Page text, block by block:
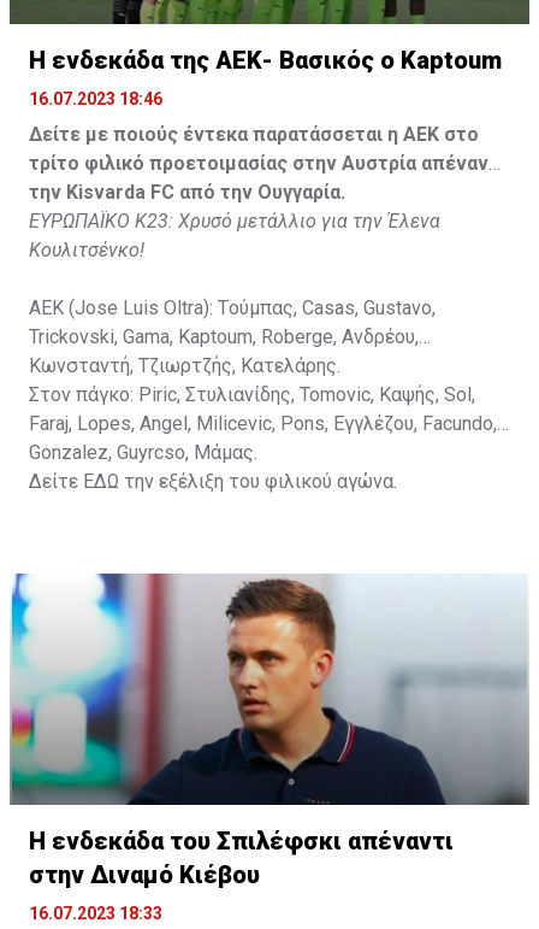
Κisvarda FC (Milos Kruscic): Kovacs, Navratil, Raul, Szor,
Lippai, Alic, Kormendi, Makowski, Czekus, Ilievski,
Στον πάγκο: Petkovic, Cipetic, Kovasic, Jovicic, Szeles,
Vida, Otvos, Lucas, Camas, Mesanovic.
H ενδεκάδα της ΑΕΚ- Βασικός ο Kaptoum
16.07.2023 18:46
Δείτε με ποιούς έντεκα παρατάσσεται η ΑΕΚ στο
τρίτο φιλικό προετοιμασίας στην Αυστρία απέναντι
την Kisvarda FC από την Ουγγαρία.
ΕΥΡΩΠΑΪΚΟ Κ23: Χρυσό μετάλλιο για την Έλενα
Κουλιτσένκο!
ΑΕΚ (Jose Luis Oltra): Tούμπας, Casas, Gustavo,
Trickovski, Gama, Κaptoum, Roberge, Aνδρέου,
Κωνσταντή, Τζιωρτζής, Κατελάρης.
Στον πάγκο: Piric, Στυλιανίδης, Tomovic, Καψής, Sol,
Faraj, Lopes, Angel, Milicevic, Pons, Εγγλέζου, Facundo,
Gonzalez, Guyrcso, Μάμας.
Δείτε ΕΔΩ την εξέλιξη του φιλικού αγώνα.
Η ενδεκάδα του Σπιλέφσκι απέναντι
στην Διναμό Κιέβου
16.07.2023 18:33